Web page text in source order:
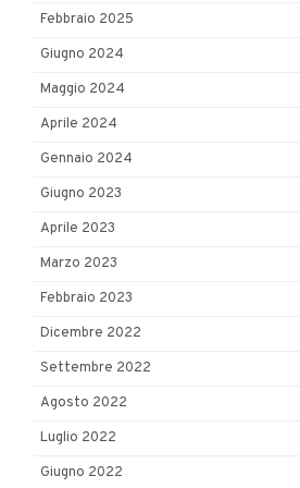
Febbraio 2025
Giugno 2024
Maggio 2024
Aprile 2024
Gennaio 2024
Giugno 2023
Aprile 2023
Marzo 2023
Febbraio 2023
Dicembre 2022
Settembre 2022
Agosto 2022
Luglio 2022
Giugno 2022